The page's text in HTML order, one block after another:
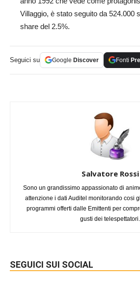
Villaggio, è stato seguito da 524.000
share del 2.5%.
Seguici su Google Discover Fonti
Salvatore Rossi
Sono un grandissimo appassionato di
attenzione i dati Auditel monitorando cosi
programmi offerti dalle Emittenti per
gusti dei telespettatori.
SEGUICI SUI SOCIAL